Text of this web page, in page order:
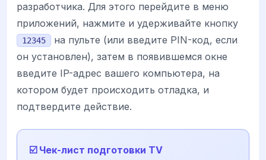
разработчика. Для этого перейдите в меню
приложений, нажмите и удерживайте кнопку
12345
на пульте (или введите PIN-код, если
он установлен), затем в появившемся окне
введите IP-адрес вашего компьютера, на
котором будет происходить отладка, и
подтвердите действие.
☑️ Чек-лист подготовки TV